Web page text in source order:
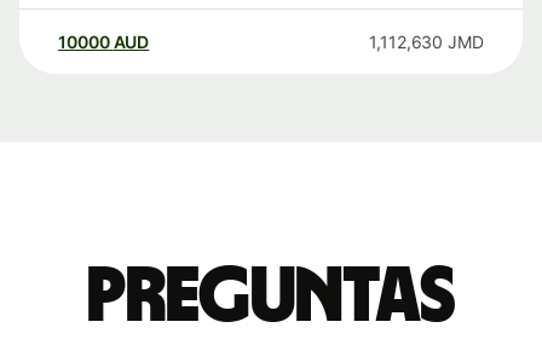
10000 AUD 1,112,630 JMD
Preguntas